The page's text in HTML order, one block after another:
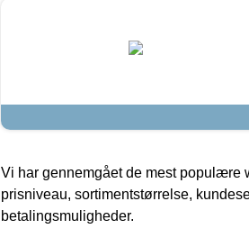
Vi har gennemgået de mest populære
prisniveau, sortimentstørrelse,
betalingsmuligheder.